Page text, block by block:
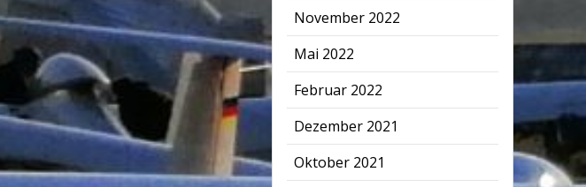
November 2022
Mai 2022
Februar 2022
Dezember 2021
Oktober 2021